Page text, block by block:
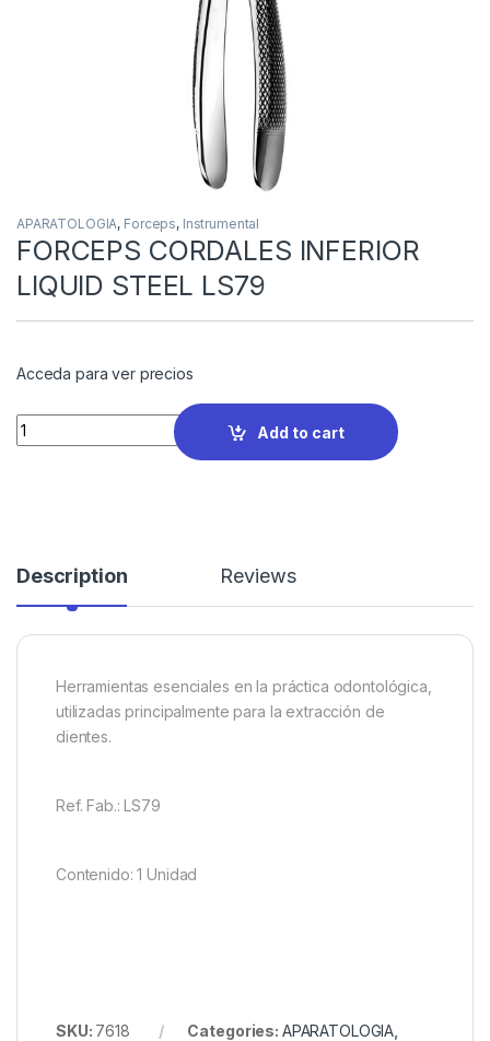
APARATOLOGIA, Forceps, Instrumental
FORCEPS CORDALES INFERIOR
LIQUID STEEL LS79
Acceda para ver precios
Quantity
Add to cart
Description Reviews
Herramientas esenciales en la práctica odontológica,
utilizadas principalmente para la extracción de
dientes.
Ref. Fab.: LS79
Contenido: 1 Unidad
SKU: 7618 Categories: APARATOLOGIA